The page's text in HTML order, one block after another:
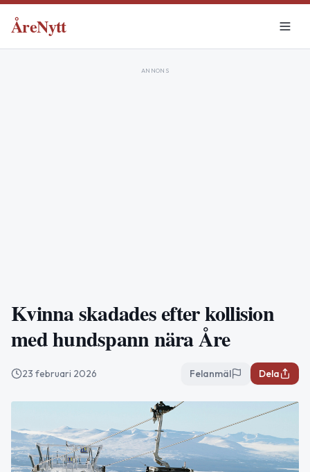
ÅreNytt
ANNONS
Kvinna skadades efter kollision
med hundspann nära Åre
23 februari 2026 Felanmäl Dela